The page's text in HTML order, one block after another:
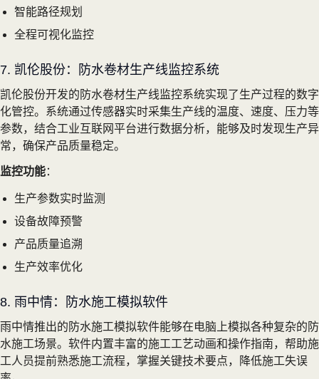
智能路径规划
全程可视化监控
7. 凯伦股份：防水卷材生产线监控系统
凯伦股份开发的防水卷材生产线监控系统实现了生产过程的数字
化管控。系统通过传感器实时采集生产线的温度、速度、压力等
参数，结合工业互联网平台进行数据分析，能够及时发现生产异
常，确保产品质量稳定。
监控功能：
生产参数实时监测
设备故障预警
产品质量追溯
生产效率优化
8. 雨中情：防水施工模拟软件
雨中情推出的防水施工模拟软件能够在电脑上模拟各种复杂的防
水施工场景。软件内置丰富的施工工艺动画和操作指南，帮助施
工人员提前熟悉施工流程，掌握关键技术要点，降低施工失误